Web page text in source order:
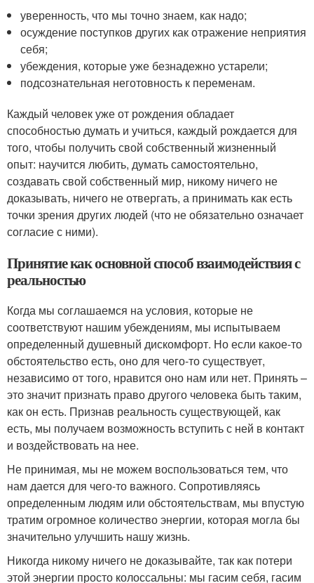
уверенность, что мы точно знаем, как надо;
осуждение поступков других как отражение неприятия
себя;
убеждения, которые уже безнадежно устарели;
подсознательная неготовность к переменам.
Каждый человек уже от рождения обладает
способностью думать и учиться, каждый рождается для
того, чтобы получить свой собственный жизненный
опыт: научится любить, думать самостоятельно,
создавать свой собственный мир, никому ничего не
доказывать, ничего не отвергать, а принимать как есть
точки зрения других людей (что не обязательно означает
согласие с ними).
Принятие как основной способ взаимодействия с
реальностью
Когда мы соглашаемся на условия, которые не
соответствуют нашим убеждениям, мы испытываем
определенный душевный дискомфорт. Но если какое-то
обстоятельство есть, оно для чего-то существует,
независимо от того, нравится оно нам или нет. Принять –
это значит признать право другого человека быть таким,
как он есть. Признав реальность существующей, как
есть, мы получаем возможность вступить с ней в контакт
и воздействовать на нее.
Не принимая, мы не можем воспользоваться тем, что
нам дается для чего-то важного. Сопротивляясь
определенным людям или обстоятельствам, мы впустую
тратим огромное количество энергии, которая могла бы
значительно улучшить нашу жизнь.
Никогда никому ничего не доказывайте, так как потери
этой энергии просто колоссальны: мы гасим себя, гасим